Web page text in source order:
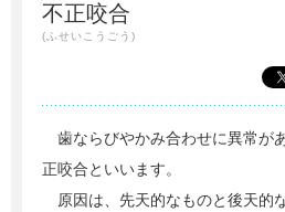
不正咬合
(ふせいこうごう)
歯ならびやかみ合わせに異常が
正咬合といいます。
原因は、先天的なものと後天的